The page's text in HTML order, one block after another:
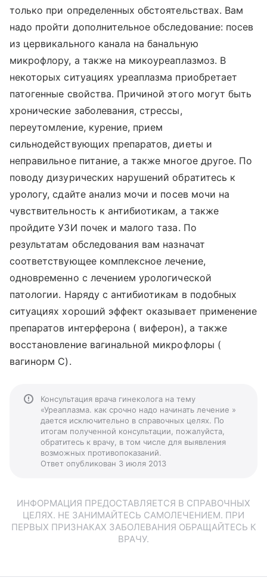
только при определенных обстоятельствах. Вам
надо пройти дополнительное обследование: посев
из цервикального канала на банальную
микрофлору, а также на микоуреаплазмоз. В
некоторых ситуациях уреаплазма приобретает
патогенные свойства. Причиной этого могут быть
хронические заболевания, стрессы,
переутомление, курение, прием
сильнодействующих препаратов, диеты и
неправильное питание, а также многое другое. По
поводу дизурических нарушений обратитесь к
урологу, сдайте анализ мочи и посев мочи на
чувствительность к антибиотикам, а также
пройдите УЗИ почек и малого таза. По
результатам обследования вам назначат
соответствующее комплексное лечение,
одновременно с лечением урологической
патологии. Наряду с антибиотикам в подобных
ситуациях хороший эффект оказывает применение
препаратов интерферона ( виферон), а также
восстановление вагинальной микрофлоры (
вагинорм С).
Консультация врача гинеколога на тему
«Уреаплазма. как срочно надо начинать лечение »
дается исключительно в справочных целях. По
итогам полученной консультации, пожалуйста,
обратитесь к врачу, в том числе для выявления
возможных противопоказаний.
Ответ опубликован 3 июля 2013
ИНФОРМАЦИЯ ПРЕДОСТАВЛЯЕТСЯ В СПРАВОЧНЫХ
ЦЕЛЯХ. НЕ ЗАНИМАЙТЕСЬ САМОЛЕЧЕНИЕМ. ПРИ
ПЕРВЫХ ПРИЗНАКАХ ЗАБОЛЕВАНИЯ ОБРАЩАЙТЕСЬ К
ВРАЧУ.